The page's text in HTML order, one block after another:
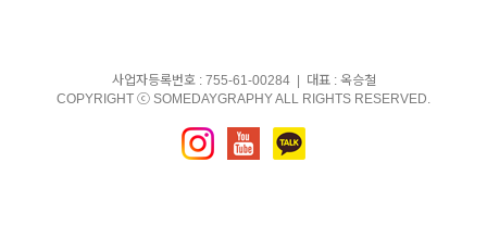
사업자등록번호 : 755-61-00284 | 대표 : 옥승철
COPYRIGHT ⓒ SOMEDAYGRAPHY ALL RIGHTS RESERVED.